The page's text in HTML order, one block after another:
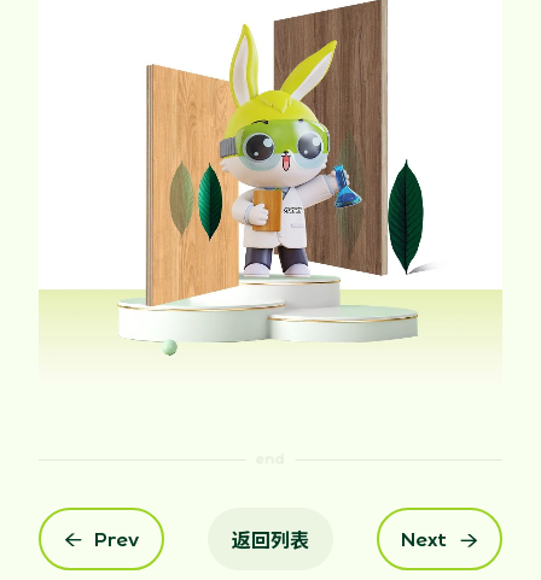
 Prev 返回列表 Next 